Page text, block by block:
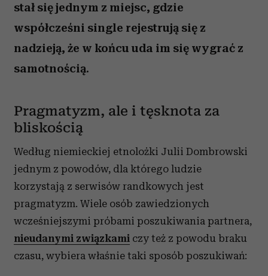
stał się jednym z miejsc, gdzie
współcześni single rejestrują się z
nadzieją, że w końcu uda im się wygrać z
samotnością.
Pragmatyzm, ale i tęsknota za
bliskością
Według niemieckiej etnolożki Julii Dombrowski
jednym z powodów, dla którego ludzie
korzystają z serwisów randkowych jest
pragmatyzm. Wiele osób zawiedzionych
wcześniejszymi próbami poszukiwania partnera,
nieudanymi związkami czy też z powodu braku
czasu, wybiera właśnie taki sposób poszukiwań: